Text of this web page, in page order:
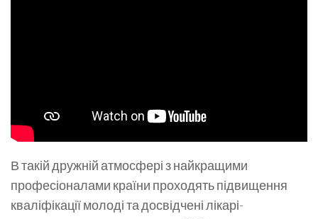
В такій дружній атмосфері з найкращими
професіоналами країни проходять підвищення
кваліфікації молоді та досвідчені лікарі-